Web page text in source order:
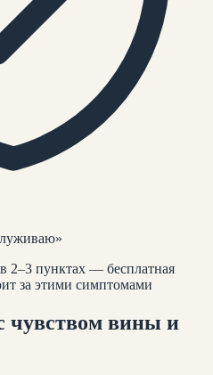
2–3 пунктах — бесплатная
за этими симптомами
чувством вины и